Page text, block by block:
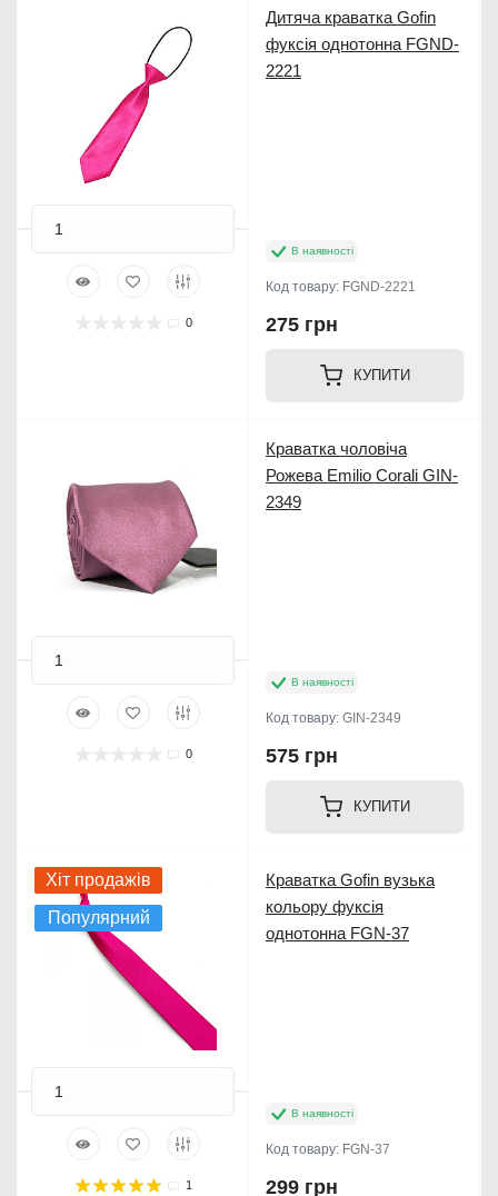
0
Дитяча краватка Gofin
фуксія однотонна FGND-
2221
В наявності
Код товару: FGND-2221
275 грн
КУПИТИ
0
Краватка чоловіча
Рожева Emilio Corali GIN-
2349
В наявності
Код товару: GIN-2349
575 грн
КУПИТИ
Хіт продажів
Популярний
1
Краватка Gofin вузька
кольору фуксія
однотонна FGN-37
В наявності
Код товару: FGN-37
299 грн